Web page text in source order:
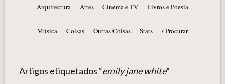
Arquitectura Artes Cinema e TV Livros e Poesia
Música Coisas Outras Coisas Stats / Procurar
Artigos etiquetados “emily jane white”